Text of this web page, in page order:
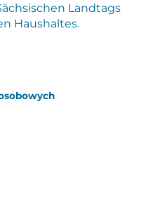
Landtags
Haushaltes.